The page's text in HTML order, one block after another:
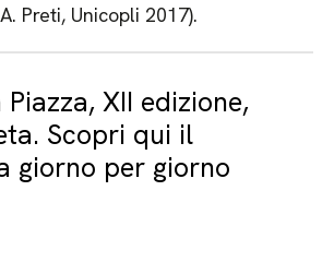
Preti, Unicopli 2017).
XII edizione,
Scopri qui il
giorno per giorno